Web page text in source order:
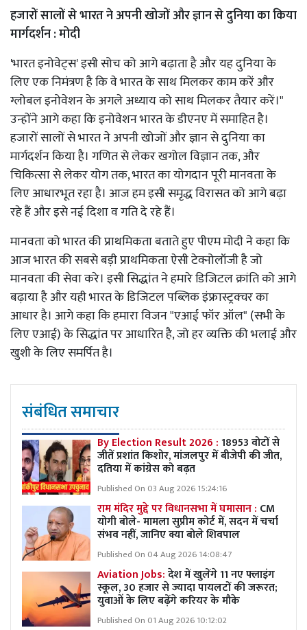
हजारों सालों से भारत ने अपनी खोजों और ज्ञान से दुनिया का किया
मार्गदर्शन : मोदी
'भारत इनोवेट्स' इसी सोच को आगे बढ़ाता है और यह दुनिया के
लिए एक निमंत्रण है कि वे भारत के साथ मिलकर काम करें और
ग्लोबल इनोवेशन के अगले अध्याय को साथ मिलकर तैयार करें।"
उन्होंने आगे कहा कि इनोवेशन भारत के डीएनए में समाहित है।
हजारों सालों से भारत ने अपनी खोजों और ज्ञान से दुनिया का
मार्गदर्शन किया है। गणित से लेकर खगोल विज्ञान तक, और
चिकित्सा से लेकर योग तक, भारत का योगदान पूरी मानवता के
लिए आधारभूत रहा है। आज हम इसी समृद्ध विरासत को आगे बढ़ा
रहे हैं और इसे नई दिशा व गति दे रहे हैं।
मानवता को भारत की प्राथमिकता बताते हुए पीएम मोदी ने कहा कि
आज भारत की सबसे बड़ी प्राथमिकता ऐसी टेक्नोलॉजी है जो
मानवता की सेवा करे। इसी सिद्धांत ने हमारे डिजिटल क्रांति को आगे
बढ़ाया है और यही भारत के डिजिटल पब्लिक इंफ्रास्ट्रक्चर का
आधार है। आगे कहा कि हमारा विजन "एआई फॉर ऑल" (सभी के
लिए एआई) के सिद्धांत पर आधारित है, जो हर व्यक्ति की भलाई और
खुशी के लिए समर्पित है।
संबंधित समाचार
By Election Result 2026 :18953 वोटों से
जीतें प्रशांत किशोर, मांजलपुर में बीजेपी की जीत,
दतिया में कांग्रेस को बढ़त
Published On 03 Aug 2026 15:24:16
राम मंदिर मुद्दे पर विधानसभा में घमासान : CM
योगी बोले- मामला सुप्रीम कोर्ट में, सदन में चर्चा
संभव नहीं, जानिए क्या बोले शिवपाल
Published On 04 Aug 2026 14:08:47
Aviation Jobs:देश में खुलेंगे 11 नए फ्लाइंग
स्कूल, 30 हजार से ज्यादा पायलटों की जरूरत;
युवाओं के लिए बढ़ेंगे करियर के मौके
Published On 01 Aug 2026 10:12:02